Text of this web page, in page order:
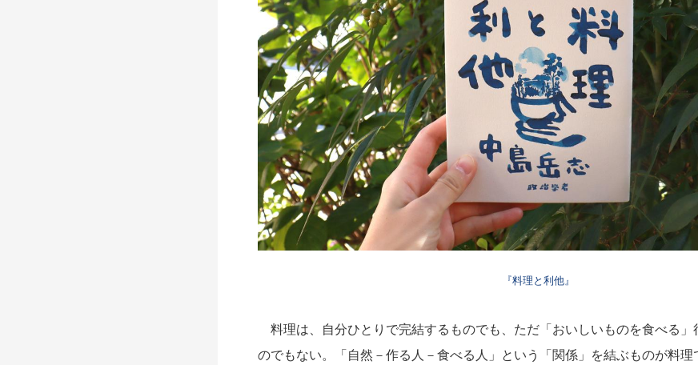
『料理と利他』
料理は、自分ひとりで完結するものでも、ただ「おいしいものを食べる」
のでもない。「自然－作る人－食べる人」という「関係」を結ぶものが料理